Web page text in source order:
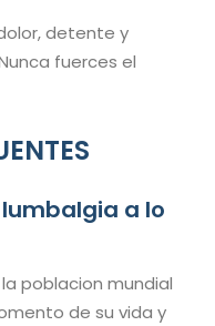
detente y
fuerces el
a lo
poblacion mundial
de su vida y